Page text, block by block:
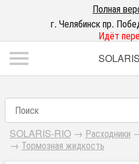
Полная
г. Челябинск пр.
Идёт
SOLARIS-RIO → Расходники
→ Тормозная жидкость